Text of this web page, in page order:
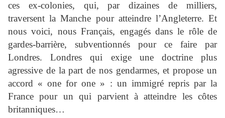
ces ex-colonies, qui, par dizaines de milliers,
traversent la Manche pour atteindre l’Angleterre. Et
nous voici, nous Français, engagés dans le rôle de
gardes-barrière, subventionnés pour ce faire par
Londres. Londres qui exige une doctrine plus
agressive de la part de nos gendarmes, et propose un
accord « one for one » : un immigré repris par la
France pour un qui parvient à atteindre les côtes
britanniques…